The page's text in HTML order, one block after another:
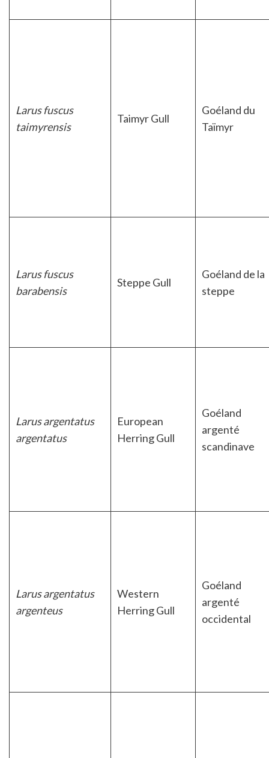
Larus fuscus
taimyrensis
Taimyr Gull
Goéland du
Taïmyr
Larus fuscus
barabensis
Steppe Gull
Goéland de la
steppe
Larus argentatus
argentatus
European
Herring Gull
Goéland
argenté
scandinave
Larus argentatus
argenteus
Western
Herring Gull
Goéland
argenté
occidental